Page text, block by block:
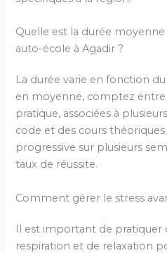
Quelle est la durée
auto-école à Agadir ?
La durée varie en fonction
en moyenne, comptez entre
pratique, associées à
code et des cours
progressive sur plusieurs
taux de réussite.
Comment gérer le stress
Il est important de pratiquer
respiration et de relaxation